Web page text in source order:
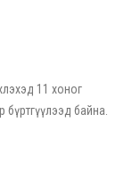
11 хоног
байна.